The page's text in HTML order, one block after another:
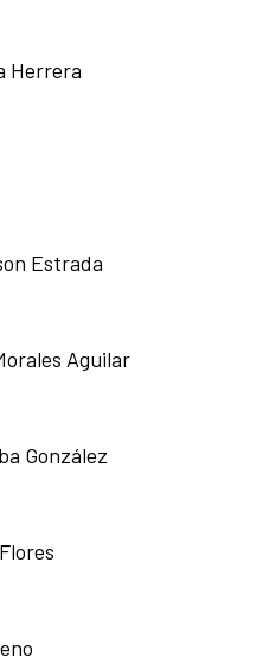
Herrera
Estrada
Aguilar
González